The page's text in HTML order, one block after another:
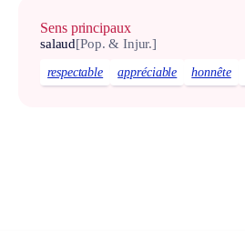
Sens principaux
salaud[Pop. & Injur.]
respectable appréciable honnête